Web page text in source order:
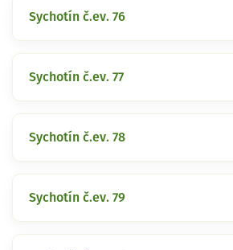
Sychotín č.ev. 76
Sychotín č.ev. 77
Sychotín č.ev. 78
Sychotín č.ev. 79